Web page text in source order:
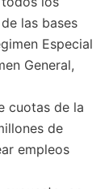
las bases
Especial
General,
cuotas de la
de
empleos